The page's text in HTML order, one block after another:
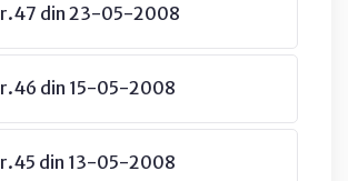
din 23-05-2008
din 15-05-2008
din 13-05-2008